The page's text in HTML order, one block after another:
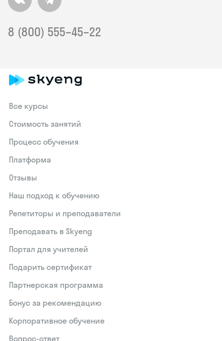
8 (800) 555–45–22
Все курсы
Стоимость занятий
Процесс обучения
Платформа
Отзывы
Наш подход к обучению
Репетиторы и преподаватели
Преподавать в Skyeng
Портал для учителей
Подарить сертификат
Партнерская программа
Бонус за рекомендацию
Корпоративное обучение
Вопрос-ответ